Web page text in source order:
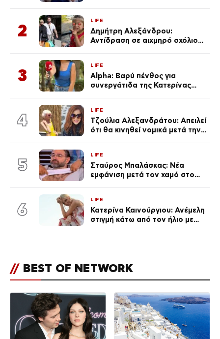
2
LIFE
Δημήτρη Αλεξάνδρου:
Αντίδραση σε αιχμηρό σχόλιο
3
LIFE
Alpha: Βαρύ πένθος για
συνεργάτιδα της Κατερίνας
του Θεού»
4
LIFE
Τζούλια Αλεξανδράτου: Απειλεί
ότι θα κινηθεί νομικά μετά την
5
LIFE
Σταύρος Μπαλάσκας: Νέα
εμφάνιση μετά τον χαμό στο
6
LIFE
Κατερίνα Καινούργιου: Ανέμελη
στιγμή κάτω από τον ήλιο με
// BEST OF NETWORK